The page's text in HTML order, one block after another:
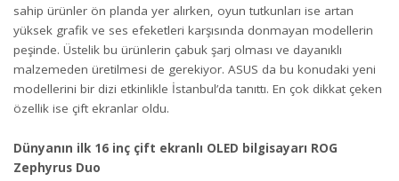
sahip ürünler ön planda yer alırken, oyun tutkunları ise artan
yüksek grafik ve ses efeketleri karşısında donmayan modellerin
peşinde. Üstelik bu ürünlerin çabuk şarj olması ve dayanıklı
malzemeden üretilmesi de gerekiyor. ASUS da bu konudaki yeni
modellerini bir dizi etkinlikle İstanbul’da tanıttı. En çok dikkat çeken
özellik ise çift ekranlar oldu.
Dünyanın ilk 16 inç çift ekranlı OLED bilgisayarı ROG
Zephyrus Duo